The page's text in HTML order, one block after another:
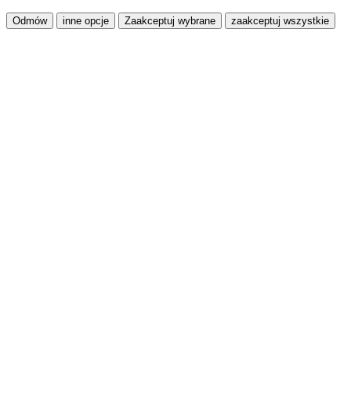
Odmów inne opcje Zaakceptuj wybrane zaakceptuj wszystkie